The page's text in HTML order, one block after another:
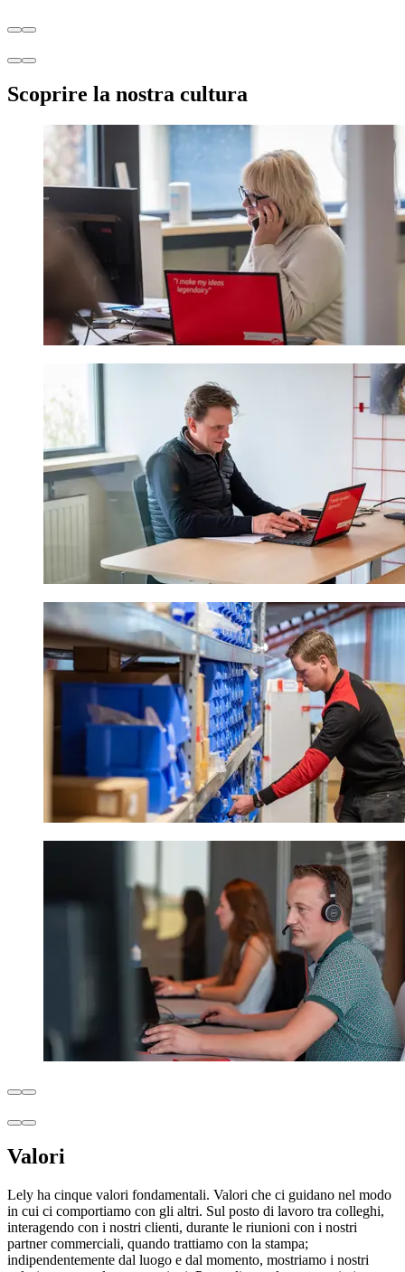
Scoprire la nostra cultura
Valori
Lely ha cinque valori fondamentali. Valori che ci guidano nel modo
in cui ci comportiamo con gli altri. Sul posto di lavoro tra colleghi,
interagendo con i nostri clienti, durante le riunioni con i nostri
partner commerciali, quando trattiamo con la stampa;
indipendentemente dal luogo e dal momento, mostriamo i nostri